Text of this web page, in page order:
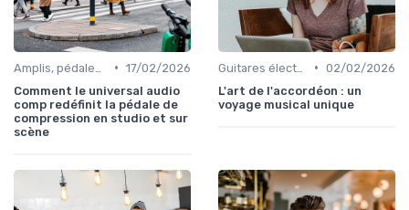
• 17/02/2026
Comment le universal audio
comp redéfinit la pédale de
compression en studio et sur
scène
• 02/02/2026
L'art de l'accordéon : un
voyage musical unique